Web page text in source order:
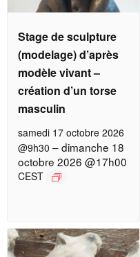
Stage de sculpture
(modelage) d’après
modèle vivant –
création d’un torse
masculin
samedi 17 octobre 2026
@9h30 –dimanche 18
octobre 2026 @17h00
CEST